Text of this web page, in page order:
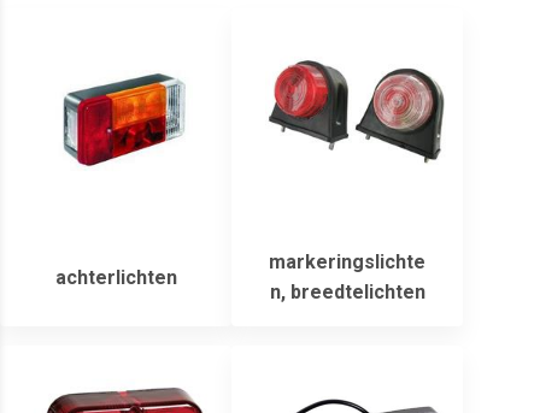
achterlichten
markeringslichte
n, breedtelichten